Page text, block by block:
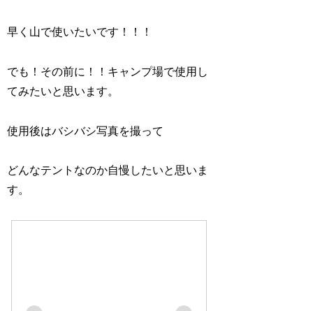
早く山で使いたいです！！！
でも！その前に！！キャンプ場で使用し
てみたいと思います。
使用後はバシバシ写真を撮って
どんなテントなのか自慢したいと思いま
す。